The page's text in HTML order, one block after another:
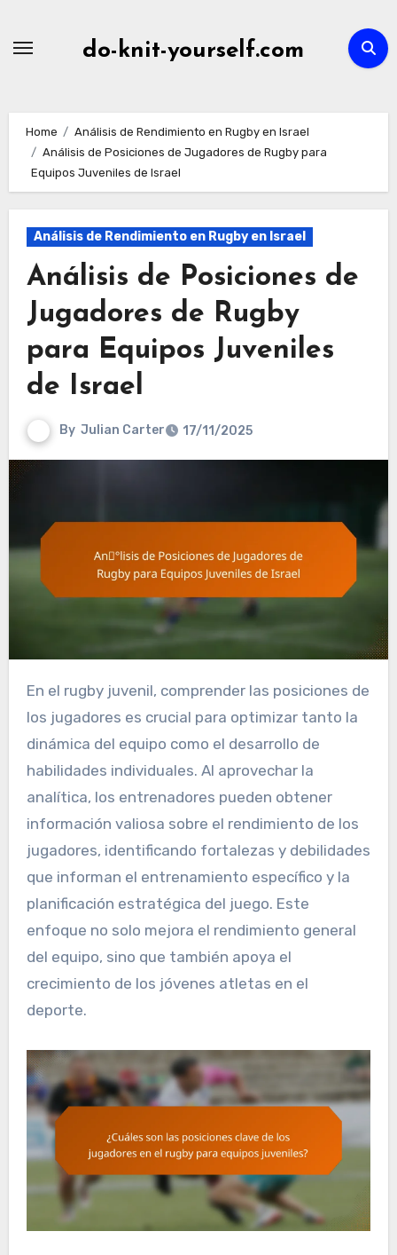
do-knit-yourself.com
Home
Análisis de Rendimiento en Rugby en Israel
Análisis de Posiciones de Jugadores de Rugby para
Equipos Juveniles de Israel
Análisis de Rendimiento en Rugby en Israel
Análisis de Posiciones de
Jugadores de Rugby
para Equipos Juveniles
de Israel
By Julian Carter 17/11/2025
En el rugby juvenil, comprender las posiciones de
los jugadores es crucial para optimizar tanto la
dinámica del equipo como el desarrollo de
habilidades individuales. Al aprovechar la
analítica, los entrenadores pueden obtener
información valiosa sobre el rendimiento de los
jugadores, identificando fortalezas y debilidades
que informan el entrenamiento específico y la
planificación estratégica del juego. Este
enfoque no solo mejora el rendimiento general
del equipo, sino que también apoya el
crecimiento de los jóvenes atletas en el
deporte.